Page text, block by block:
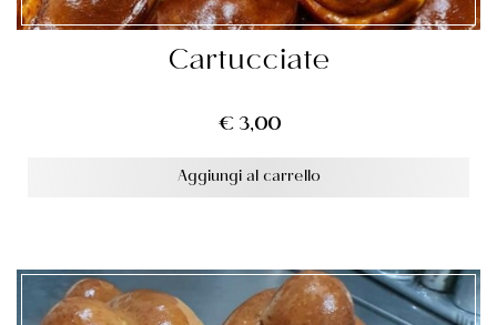
Cartucciate
Aggiungi al carrello
€3,00